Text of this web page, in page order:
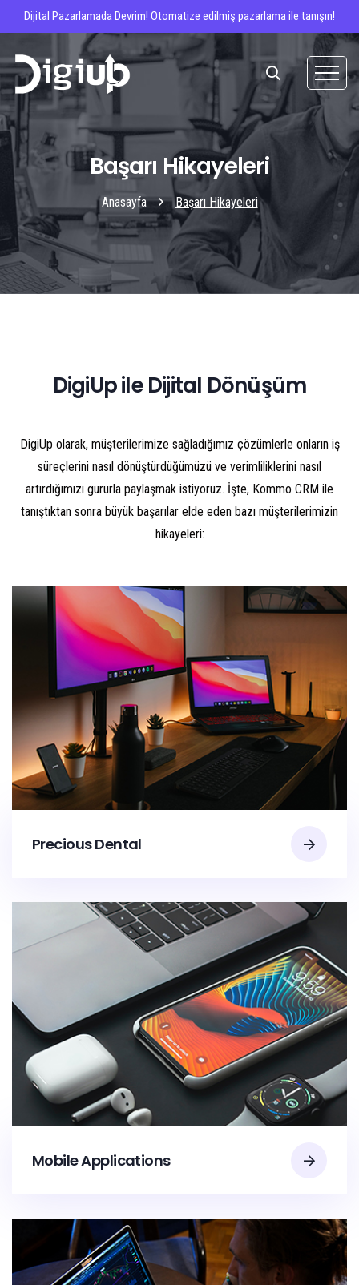
Dijital Pazarlamada Devrim! Otomatize edilmiş pazarlama ile tanışın!
Başarı Hikayeleri
Anasayfa Başarı Hikayeleri
DigiUp ile Dijital Dönüşüm
DigiUp olarak, müşterilerimize sağladığımız çözümlerle onların iş
süreçlerini nasıl dönüştürdüğümüzü ve verimliliklerini nasıl
artırdığımızı gururla paylaşmak istiyoruz. İşte, Kommo CRM ile
tanıştıktan sonra büyük başarılar elde eden bazı müşterilerimizin
hikayeleri:
Precious Dental
Mobile Applications